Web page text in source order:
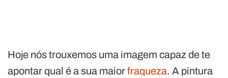
Hoje nós trouxemos uma imagem capaz de te
apontar qual é a sua maiorfraqueza. A pintura